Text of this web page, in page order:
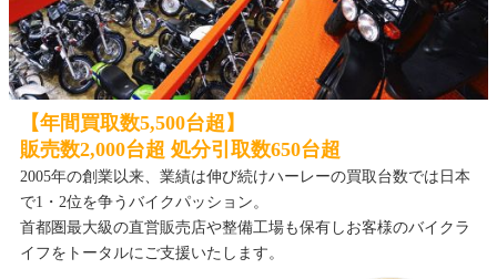
【年間買取数5,500台超】
販売数2,000台超 処分引取数650台超
2005年の創業以来、業績は伸び続けハーレーの買取台数では日本
で1・2位を争うバイクパッション。
首都圏最大級の直営販売店や整備工場も保有しお客様のバイクラ
イフをトータルにご支援いたします。